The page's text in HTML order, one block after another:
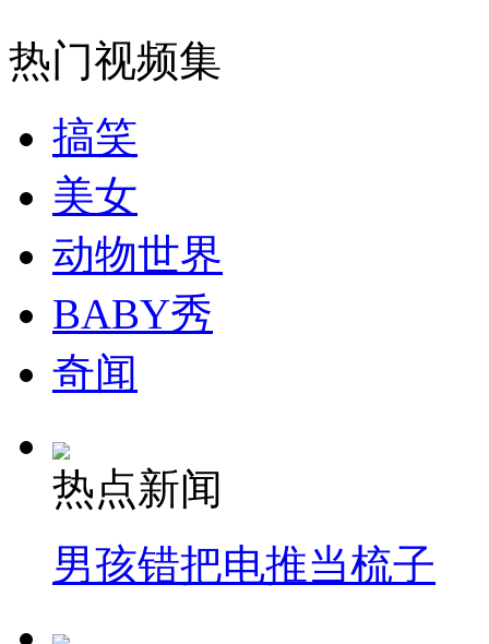
无痛分娩是否安全 医生回应
外交部：反对强权政治霸凌主义
外交部：有关国家言论片面不公正
安徽一实载49人客车翻车
消防员救轻生者 花炮节热闹非凡
热门视频集
搞笑
美女
动物世界
BABY秀
奇闻
热点新闻
男孩错把电推当梳子